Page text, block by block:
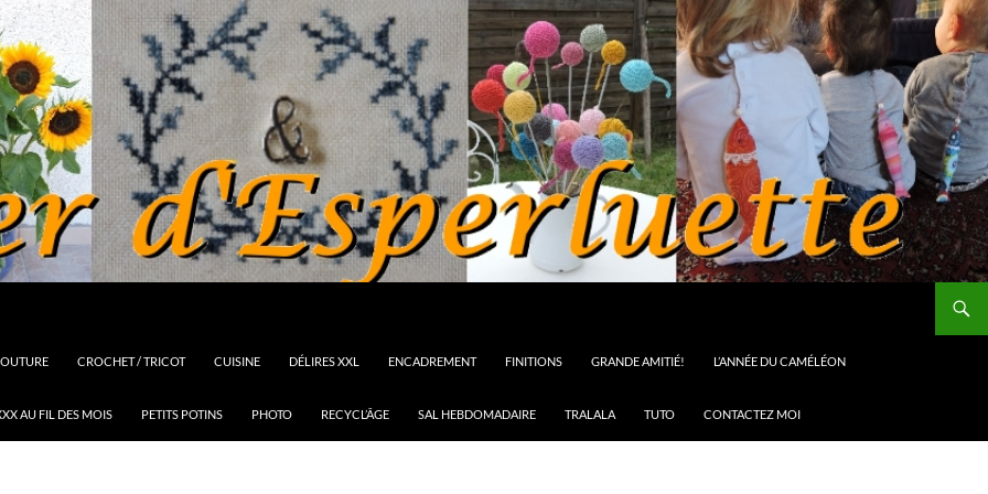
CROCHET / TRICOT CUISINE DÉLIRES XXL ENCADREMENT FINITIONS GRANDE AMITIÉ! L’ANNÉE DU CAMÉLÉON
AU FIL DES MOIS PETITS POTINS PHOTO RECYCL’ÂGE SAL HEBDOMADAIRE TRALALA TUTO CONTACTEZ MOI